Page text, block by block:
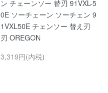
ン チェーンソー 替刃 91VXL-5
0E ソーチェーン ソーチェン 9
1VXL50E チェンソー 替え刃
刃 OREGON
3,319円(内税)